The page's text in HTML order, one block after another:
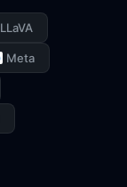
LLaVA
Meta